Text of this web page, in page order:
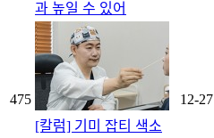
과 높일 수 있어
475
[칼럼] 기미 잡티 색소
12-27